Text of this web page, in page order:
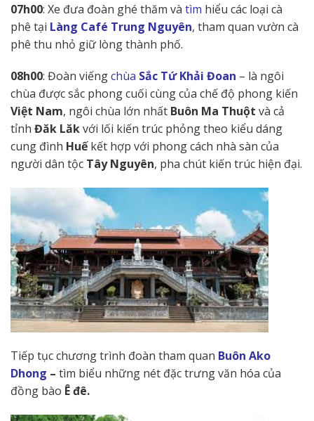
07h00: Xe đưa đoàn ghé thăm và tìm hiểu các loại cà
phê tại Làng Café Trung Nguyên, tham quan vườn cà
phê thu nhỏ giữ lòng thành phố.
08h00: Đoàn viếngchùa Sắc Tứ Khải Đoan – là ngôi
chùa được sắc phong cuối cùng của chế độ phong kiến
Việt Nam, ngôi chùa lớn nhất Buôn Ma Thuột và cả
tỉnh Đăk Lăkvới lối kiến trúc phỏng theo kiểu dáng
cung đình Huếkết hợp với phong cách nhà sàn của
người dân tộc Tây Nguyên, pha chút kiến trúc hiện đại.
Tiếp tục chương trình đoàn tham quan Buôn Ako
Dhong – tìm biểu những nét đặc trưng văn hóa của
đồng bào Ê đê.